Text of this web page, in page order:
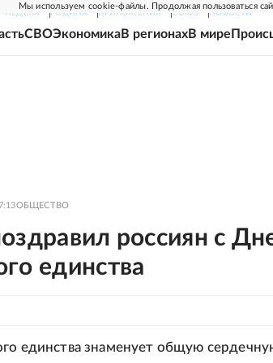
Мы используем cookie-файлы. Продолжая пользоваться
НЕДЕЛЯ РОДИНА ПРИЛОЖЕНИЯ СОЮЗ НОВОСТИ
СВОЭкономикаВ регионахВ мире
ОБЩЕСТВО
россиян с
единства
единства знаменует общую